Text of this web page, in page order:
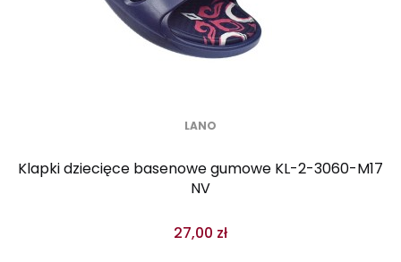
LANO
Klapki dziecięce basenowe gumowe KL-2-3060-M17
NV
27,00 zł